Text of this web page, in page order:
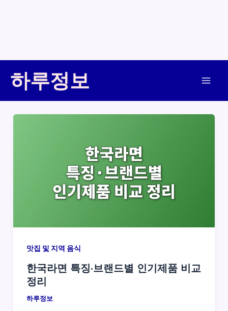
하루정보
맛집 및 지역 음식
한국라면 특징·브랜드별 인기제품 비교
정리
하루정보